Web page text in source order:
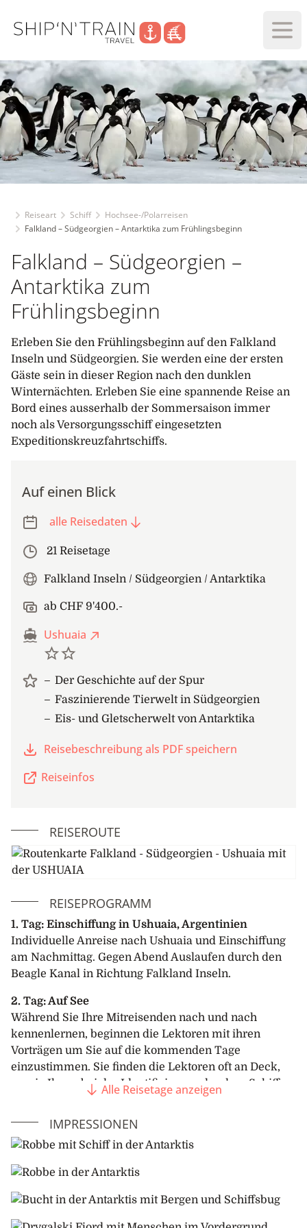
Reiseart Schiff
Hochsee-/Polarreisen
Falkland – Südgeorgien – Antarktika zum Frühlingsbeginn
Falkland – Südgeorgien –
Antarktika zum
Frühlingsbeginn
Erleben Sie den Frühlingsbeginn auf den Falkland
Inseln und Südgeorgien. Sie werden eine der ersten
Gäste sein in dieser Region nach den dunklen
Winternächten. Erleben Sie eine spannende Reise an
Bord eines ausserhalb der Sommersaison immer
noch als Versorgungsschiff eingesetzten
Expeditionskreuzfahrtschiffs.
Auf einen Blick
alle Reisedaten
21 Reisetage
Falkland Inseln / Südgeorgien / Antarktika
ab CHF 9'400.-
Ushuaia
Der Geschichte auf der Spur
Faszinierende Tierwelt in Südgeorgien
Eis- und Gletscherwelt von Antarktika
Reisebeschreibung als PDF speichern
Reiseinfos
REISEROUTE
REISEPROGRAMM
1. Tag: Einschiffung in Ushuaia, Argentinien
Individuelle Anreise nach Ushuaia und Einschiffung
am Nachmittag. Gegen Abend Auslaufen durch den
Beagle Kanal in Richtung Falkland Inseln.
2. Tag: Auf See
Während Sie Ihre Mitreisenden nach und nach
kennenlernen, beginnen die Lektoren mit ihren
Vorträgen um Sie auf die kommenden Tage
einzustimmen. Sie finden die Lektoren oft an Deck,
wo sie Ihnen bei der Identifizierung der dem Schiff
folgenden Vögel helfen werden.
3. Tag: Westliche Falkland Inseln (Malvinas)
Bei günstigen Wetterbedingungen werden Sie heute
westlichen Teil der Falkland Inseln unternehmen:
West Point Island –Die attraktive Siedlung liegt am
Rande eines kleinen Hafens an der Ostseite der Insel,
Alle Reisetage anzeigen
IMPRESSIONEN